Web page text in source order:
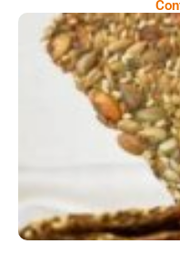
Comer Bem: